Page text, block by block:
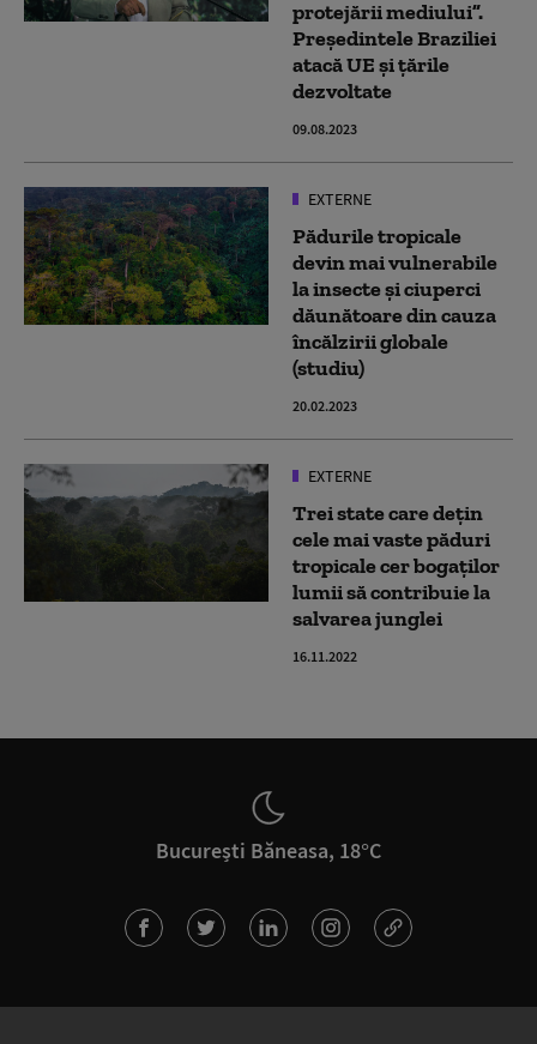
protejării mediului”.
Președintele Braziliei
atacă UE și țările
dezvoltate
09.08.2023
EXTERNE
Pădurile tropicale
devin mai vulnerabile
la insecte și ciuperci
dăunătoare din cauza
încălzirii globale
(studiu)
20.02.2023
EXTERNE
Trei state care dețin
cele mai vaste păduri
tropicale cer bogaților
lumii să contribuie la
salvarea junglei
16.11.2022
București Băneasa, 18°C